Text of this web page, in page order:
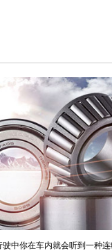
驶中你在车内就会听到一种